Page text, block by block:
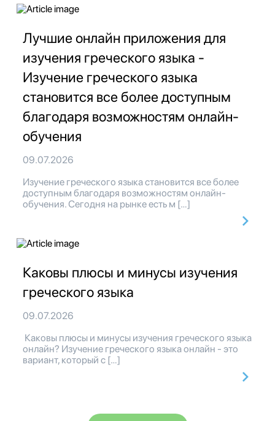
Лучшие онлайн приложения для
изучения греческого языка -
Изучение греческого языка
становится все более доступным
благодаря возможностям онлайн-
обучения
09.07.2026
Изучение греческого языка становится все более
доступным благодаря возможностям онлайн-
обучения. Сегодня на рынке есть м […]
Каковы плюсы и минусы изучения
греческого языка
09.07.2026
Каковы плюсы и минусы изучения греческого языка
онлайн? Изучение греческого языка онлайн - это
вариант, который с […]